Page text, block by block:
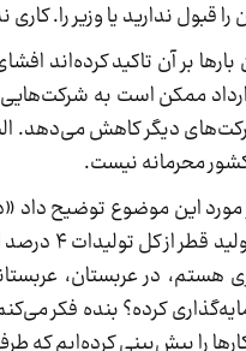
ندارید یا وزیر را.
بر آن تاکید کرده‌اند
ممکن است به شرکت‌هایی
دیگر کاهش می‌دهد.
محرمانه نیست.
مورد این موضوع توضیح
بگویم بر
در عربستان،
کرده؟ بنده فکر
را پیش‌بینی کرده‌ایم که